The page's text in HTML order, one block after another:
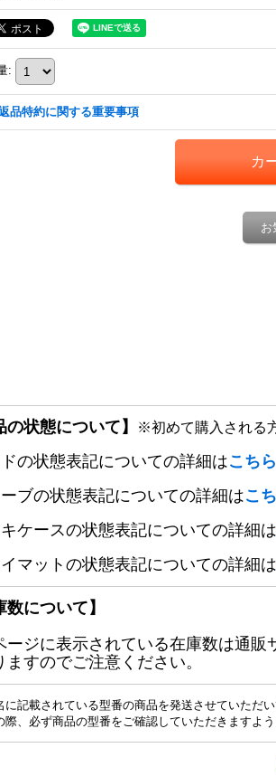
:
品特約に関する重要事項
お
の状態について】 ※初めて購入される
の状態表記についての詳細はこちら
ブの状態表記についての詳細はこ
ケースの状態表記についての詳細は
マットの状態表記についての詳細は
数について】
ージに表示されている在庫数は通
ますのでご注意ください。
記載されている型番の商品を発送させていただ
際、必ず商品の型番をご確認していただきますよう